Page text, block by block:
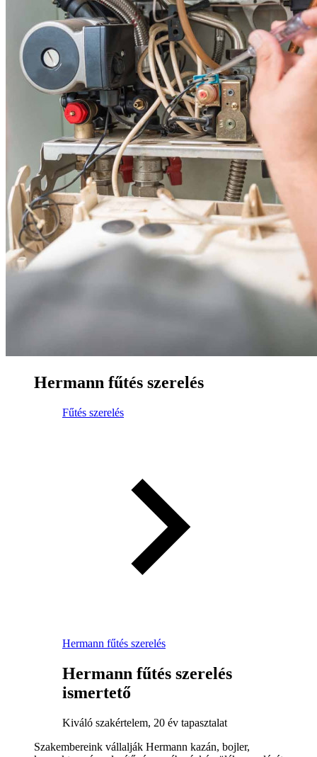
Hermann fűtés szerelés
Fűtés szerelés
Hermann fűtés szerelés
Hermann fűtés szerelés
ismertető
Kiváló szakértelem, 20 év tapasztalat
Szakembereink vállalják Hermann kazán, bojler,